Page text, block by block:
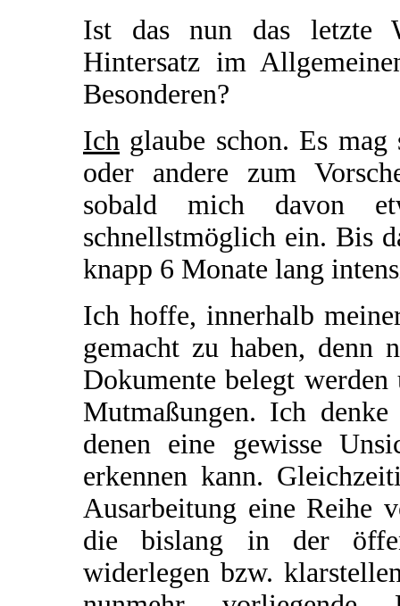
Ist das nun das letzte
Hintersatz im
Besonderen?
Ich glaube schon. Es
oder andere zum
sobald mich davon
schnellstmöglich ein. Bis
knapp 6 Monate lang
Ich hoffe, innerhalb
gemacht zu haben, denn
Dokumente belegt
Mutmaßungen. Ich
denen eine gewisse
erkennen kann.
Ausarbeitung eine Reihe
die bislang in der
widerlegen bzw.